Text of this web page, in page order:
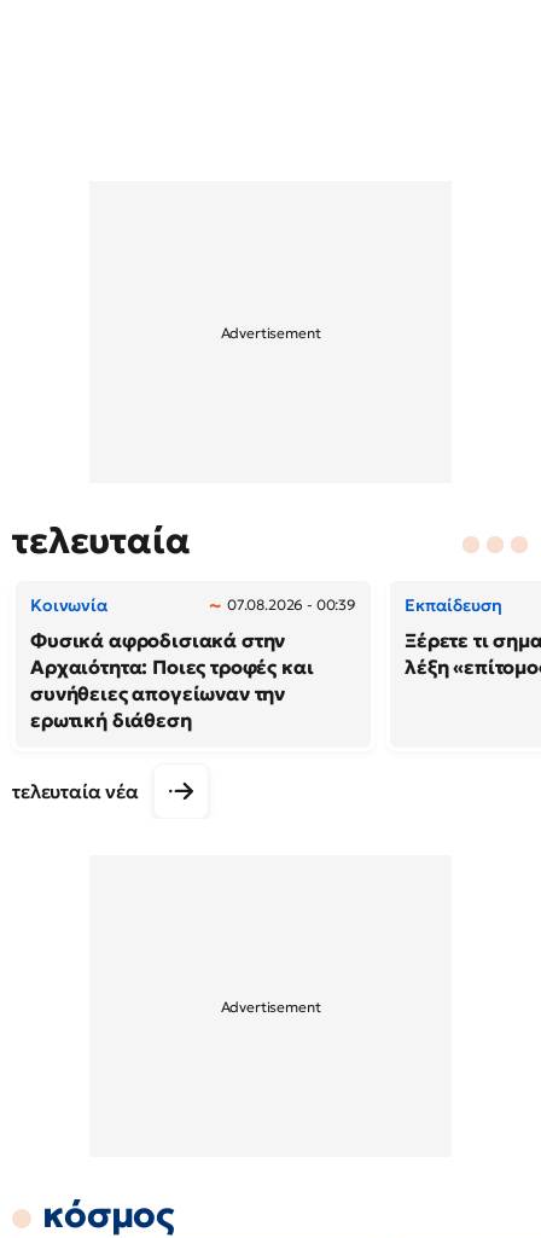
τελευταία
Κοινωνία 07.08.2026 - 00:39
Φυσικά αφροδισιακά στην
Αρχαιότητα: Ποιες τροφές και
συνήθειες απογείωναν την
ερωτική διάθεση
Εκπαίδευση
Ξέρετε τι
λέξη
τελευταία νέα
κόσμος